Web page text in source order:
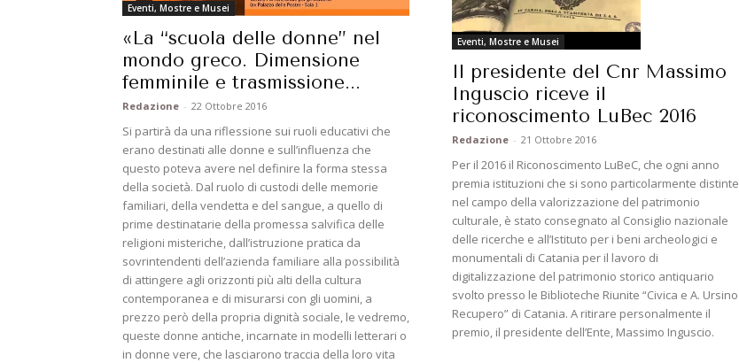
Eventi, Mostre e Musei
«La “scuola delle donne” nel
mondo greco. Dimensione
femminile e trasmissione...
Redazione - 22 Ottobre 2016
Si partirà da una riflessione sui ruoli educativi che
erano destinati alle donne e sull’influenza che
questo poteva avere nel definire la forma stessa
della società. Dal ruolo di custodi delle memorie
familiari, della vendetta e del sangue, a quello di
prime destinatarie della promessa salvifica delle
religioni misteriche, dall’istruzione pratica da
sovrintendenti dell’azienda familiare alla possibilità
di attingere agli orizzonti più alti della cultura
contemporanea e di misurarsi con gli uomini, a
prezzo però della propria dignità sociale, le vedremo,
queste donne antiche, incarnate in modelli letterari o
in donne vere, che lasciarono traccia della loro vita
Eventi, Mostre e Musei
Il presidente del Cnr Massimo
Inguscio riceve il
riconoscimento LuBec 2016
Redazione - 21 Ottobre 2016
Per il 2016 il Riconoscimento LuBeC, che ogni anno
premia istituzioni che si sono particolarmente distinte
nel campo della valorizzazione del patrimonio
culturale, è stato consegnato al Consiglio nazionale
delle ricerche e all’Istituto per i beni archeologici e
monumentali di Catania per il lavoro di
digitalizzazione del patrimonio storico antiquario
svolto presso le Biblioteche Riunite “Civica e A. Ursino
Recupero” di Catania. A ritirare personalmente il
premio, il presidente dell’Ente, Massimo Inguscio.